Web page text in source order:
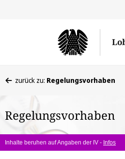
befinden
hier:
zurück zu: Regelungsvorhaben
Regelungsvorhaben
Inhalte beruhen auf Angaben der IV - Infos